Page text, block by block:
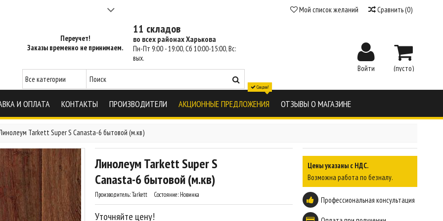
3 часа - SM Харьков Сравнить(0)
Мой список желаний
Переучет!
Заказы временно не принимаем.
11 складов
во всех районах Харькова
Пн-Пт 9:00 - 19:00, Сб 10:00-15:00, Вс:
вых.
(пусто)
Войти
И ОПЛАТА КОНТАКТЫ ПРОИЗВОДИТЕЛИ АКЦИОННЫЕ ПРЕДЛОЖЕНИЯ
Скидки!
ОТЗЫВЫ О МАГАЗИНЕ
Tarkett Super S Canasta-6 бытовой (м.кв)
Линолеум Tarkett Super S
Canasta-6 бытовой (м.кв)
Производитель:Tarkett Состояние: Новинка
Уточняйте цену!
Цены указаны с НДС.
Возможна работа по безналу.
Профессиональная консультация